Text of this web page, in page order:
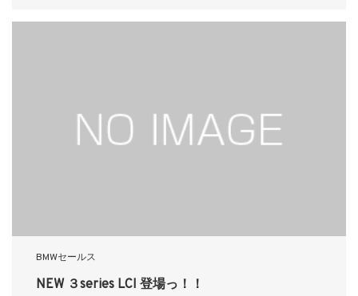
BMWセールス
NEW ３series LCI 登場っ！！